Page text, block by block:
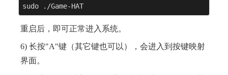
sudo ./Game-HAT
重启后，即可正常进入系统。
6) 长按"A"键（其它键也可以），会进入到按键映射
界面。